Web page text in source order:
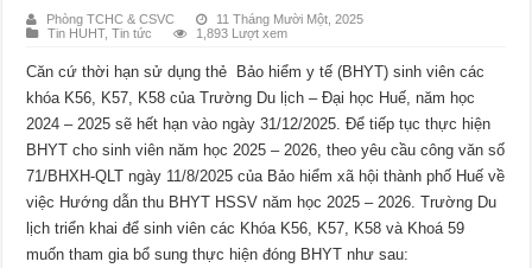
Phòng TCHC & CSVC
11 Tháng Mười Một, 2025
Tin HUHT,Tin tức 1,893 Lượt xem
Căn cứ thời hạn sử dụng thẻ Bảo hiểm y tế (BHYT) sinh viên các
khóa K56, K57, K58 của Trường Du lịch – Đại học Huế, năm học
2024 – 2025 sẽ hết hạn vào ngày 31/12/2025. Để tiếp tục thực hiện
BHYT cho sinh viên năm học 2025 – 2026, theo yêu cầu công văn số
71/BHXH-QLT ngày 11/8/2025 của Bảo hiểm xã hội thành phố Huế về
việc Hướng dẫn thu BHYT HSSV năm học 2025 – 2026. Trường Du
lịch triển khai để sinh viên các Khóa K56, K57, K58 và Khoá 59
muốn tham gia bổ sung thực hiện đóng BHYT như sau: